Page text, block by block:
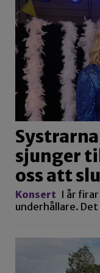
sjunger
oss att
Konsert I år firar
underhållare.